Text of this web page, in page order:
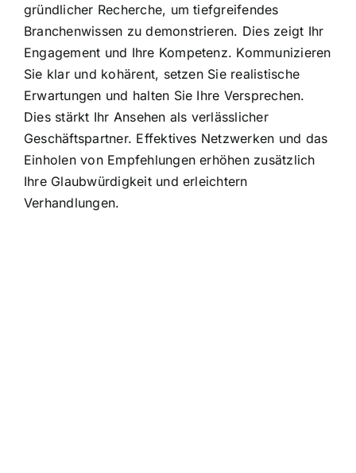
gründlicher Recherche, um tiefgreifendes
Branchenwissen zu demonstrieren. Dies zeigt Ihr
Engagement und Ihre Kompetenz. Kommunizieren
Sie klar und kohärent, setzen Sie realistische
Erwartungen und halten Sie Ihre Versprechen.
Dies stärkt Ihr Ansehen als verlässlicher
Geschäftspartner. Effektives Netzwerken und das
Einholen von Empfehlungen erhöhen zusätzlich
Ihre Glaubwürdigkeit und erleichtern
Verhandlungen.